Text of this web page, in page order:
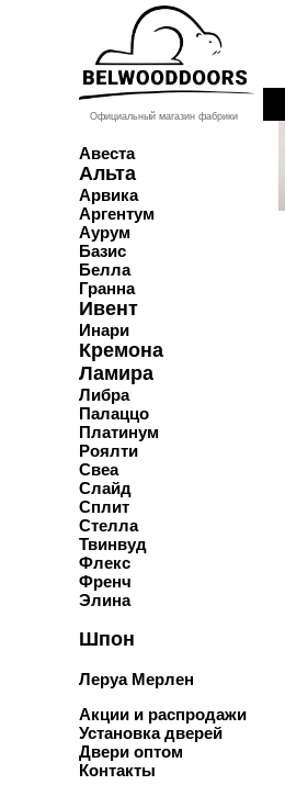
Официальный магазин фабрики
Авеста
Альта
Арвика
Аргентум
Аурум
Базис
Белла
Гранна
Ивент
Инари
Кремона
Ламира
Либра
Палаццо
Платинум
Роялти
Свеа
Слайд
Сплит
Стелла
Твинвуд
Флекс
Френч
Элина
Шпон
Леруа Мерлен
Акции и распродажи
Установка дверей
Двери оптом
Контакты